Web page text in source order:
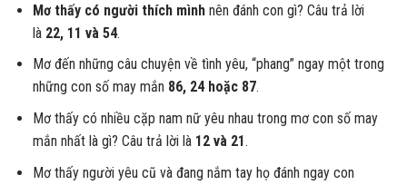
Mơ thấy có người thích mìnhnên đánh con gì? Câu trả lời
là 22, 11 và 54.
Mơ đến những câu chuyện về tình yêu, “phang” ngay một trong
những con số may mắn 86, 24 hoặc 87.
Mơ thấy có nhiều cặp nam nữ yêu nhau trong mơ con số may
mắn nhất là gì? Câu trả lời là 12 và 21.
Mơ thấy người yêu cũ và đang nắm tay họ đánh ngay con